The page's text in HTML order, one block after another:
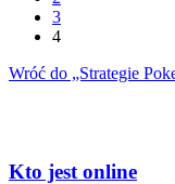
3
4
Wróć do „Strategie
Kto jest online